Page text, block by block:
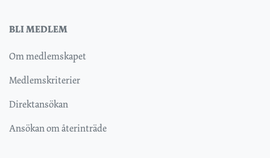
BLI MEDLEM
Om medlemskapet
Medlemskriterier
Direktansökan
Ansökan om återinträde